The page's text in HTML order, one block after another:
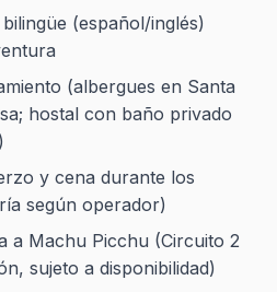
(español/inglés)
(albergues en Santa
hostal con baño privado
y cena durante los
según operador)
a Machu Picchu (Circuito 2
sujeto a disponibilidad)